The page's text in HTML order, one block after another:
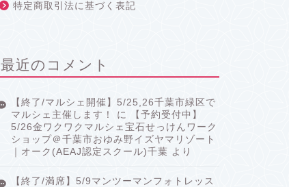
特定商取引法に基づく表記
最近のコメント
【終了/マルシェ開催】5/25,26千葉市緑区で
マルシェ主催します！
に
【予約受付中】
5/26金ワクワクマルシェ宝石せっけんワーク
ショップ＠千葉市おゆみ野イズヤマリゾート
｜オーク(AEAJ認定スクール)千葉 より
【終了/満席】5/9マンツーマンフォトレッス